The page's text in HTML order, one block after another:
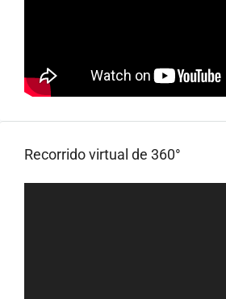
Recorrido virtual de 360°